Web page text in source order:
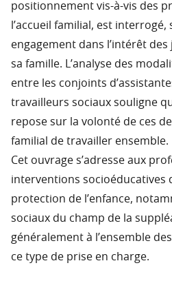
positionnement vis-à-vis des
l’accueil familial, est interrogé,
engagement dans l’intérêt
sa famille. L’analyse des
entre les conjoints
travailleurs sociaux souligne
repose sur la volonté de ces
familial de travailler ensemble.
Cet ouvrage s’adresse aux
interventions socioéducatives
protection de l’enfance,
sociaux du champ de la
généralement à l’ensemble
ce type de prise en charge.